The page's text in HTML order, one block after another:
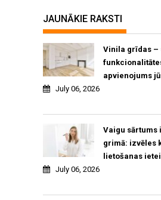
JAUNĀKIE RAKSTI
Vinila grīdas –
apvienojums
July 06, 2026
Vaigu sārtums
grimā: izvēles
lietošanas
July 06, 2026